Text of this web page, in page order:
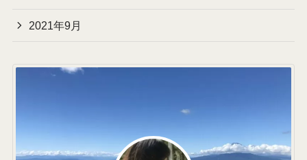
2021年9月